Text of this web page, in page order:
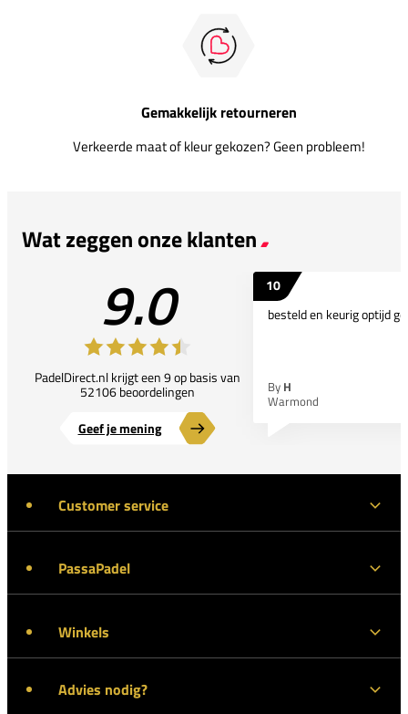
Gemakkelijk retourneren
Verkeerde maat of kleur gekozen? Geen probleem!
Wat zeggen onze klanten
9.0
PadelDirect.nl krijgt een 9 op basis van
52106 beoordelingen
Geef je mening
10
besteld en keurig optijd
By H
Warmond
Customer service
PassaPadel
Winkels
Advies nodig?